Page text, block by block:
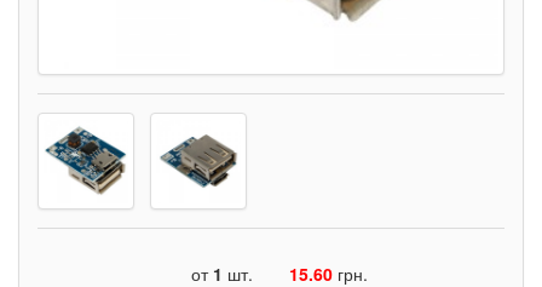
от 1 шт. 15.60 грн.